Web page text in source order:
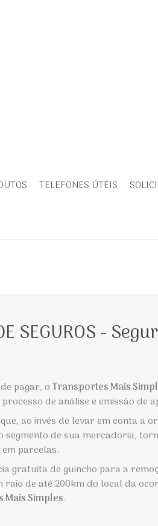
TELEFONES ÚTEIS
SEGUROS -
pagar, oTransportes Mais
de análise e emissão de
ao invés de levar em conta a
de sua mercadoria,
parcelas.
gratuita de guincho para a
de até 200km do local da
Simples.